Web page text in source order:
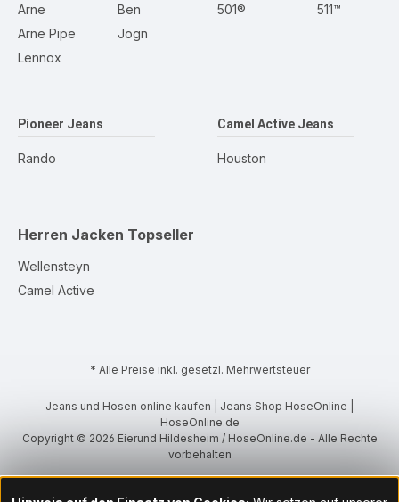
Arne
Arne Pipe
Lennox
Ben
Jogn
501® 511™
Pioneer Jeans
Rando
Camel Active Jeans
Houston
Herren Jacken Topseller
Wellensteyn
Camel Active
* Alle Preise inkl. gesetzl. Mehrwertsteuer
Jeans und Hosen online kaufen | Jeans Shop HoseOnline |
HoseOnline.de
Copyright © 2026 Eierund Hildesheim / HoseOnline.de - Alle Rechte
vorbehalten